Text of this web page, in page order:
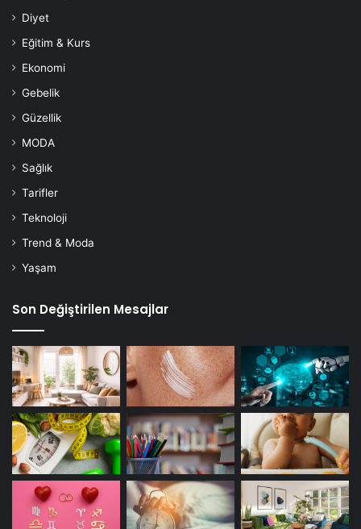
Diyet
Eğitim & Kurs
Ekonomi
Gebelik
Güzellik
MODA
Sağlık
Tarifler
Teknoloji
Trend & Moda
Yaşam
Son Değiştirilen Mesajlar